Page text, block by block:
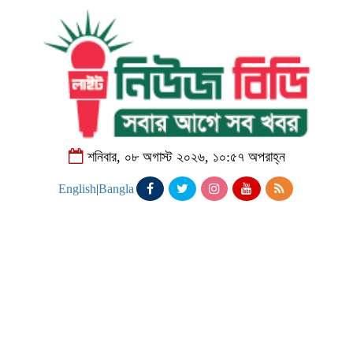
শনিবার, ০৮ অগাস্ট ২০২৬, ১০:৫৭ অপরাহ্ন
English|Bangla